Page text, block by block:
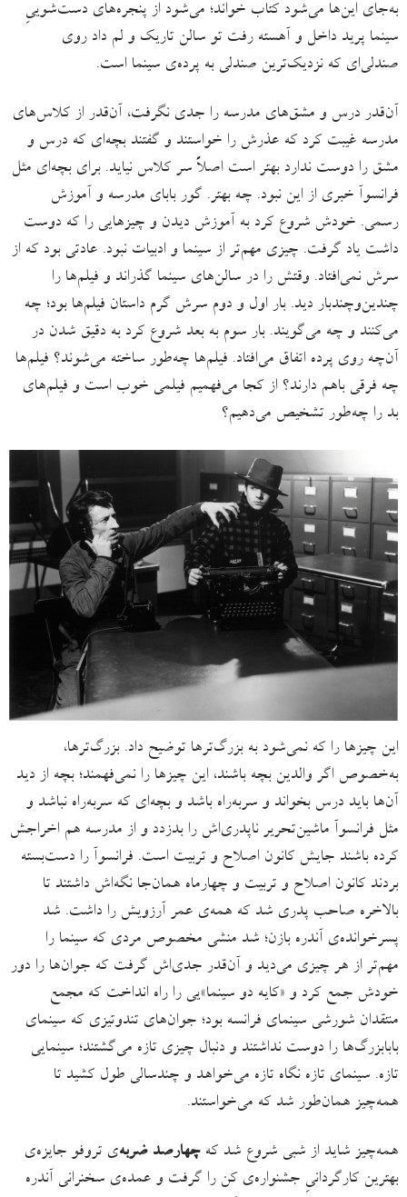
به‌جای این‌ها می‌شود کتاب خواند؛ می‌شود از پنجره‌های دست‌شوییِ
سینما پرید داخل و آهسته رفت تو سالن تاریک و لم داد روی
صندلی‌‌ای که نزدیک‌ترین صندلی به پرده‌ی سینما است.
آن‌قدر درس‌ و مشق‌های مدرسه را جدی نگرفت، آن‌قدر از کلاس‌های
مدرسه غیبت کرد که عذرش را خواستند و گفتند بچه‌ای که درس و
مشق را دوست ندارد بهتر است اصلاً سر کلاس نیاید. برای بچه‌ای مثل
فرانسوآ خبری از این نبود. چه بهتر. گور بابای مدرسه و آموزش
رسمی. خودش شروع کرد به آموزش دیدن و چیزهایی را که دوست
داشت یاد گرفت. چیزی مهم‌تر از سینما و ادبیات نبود. عادتی بود که از
سرش نمی‌افتاد. وقتش را در سالن‌های سینما گذراند و فیلم‌ها را
چندین‌وچندبار دید. بار اول و دوم سرش گرم داستان فیلم‌ها بود؛ چه
می‌کنند و چه می‌گویند. بار سوم به بعد شروع کرد به دقیق شدن در
آن‌چه روی پرده اتفاق می‌افتاد. فیلم‌ها چه‌طور ساخته می‌شوند؟ فیلم‌ها
چه فرقی باهم دارند؟ از کجا می‌فهمیم فیلمی خوب است و فیلم‌های
بد را چه‌طور تشخیص می‌دهیم؟
این چیزها را که نمی‌شود به بزرگ‌ترها توضیح داد. بزرگ‌ترها،
به‌خصوص اگر والدین بچه باشند، این چیزها را نمی‌فهمند؛ بچه از دید
آن‌ها باید درس بخواند و سربه‌راه باشد و بچه‌ای که سربه‌راه نباشد و
مثل فرانسوآ ماشین‌تحریر ناپدری‌اش را بدزدد و از مدرسه هم اخراجش
کرده باشند جایش کانون اصلاح و تربیت است. فرانسوآ را دست‌بسته
بردند کانون اصلاح و تربیت و چهارماه همان‌جا نگه‌اش داشتند تا
بالاخره صاحب پدری شد که همه‌ی عمر آرزویش را داشت. شد
پسرخوانده‌ی آندره بازن؛ شد منشی مخصوص مردی که سینما را
مهم‌تر از هر چیزی می‌دید و آن‌قدر جدی‌اش گرفت که جوان‌ها را دور
خودش جمع کرد و «کایه دو سینما»یی را راه انداخت که مجمع
منتقدان شورشی سینمای فرانسه بود؛ جوان‌های تندوتیزی که سینمای
بابابزرگ‌ها را دوست نداشتند و دنبال چیزی تازه می‌‌گشتند؛ سینمایی
تازه. سینمای تازه نگاه تازه می‌خواهد و چندسالی طول کشید تا
همه‌چیز همان‌طور شد که می‌خواستند.
همه‌چیز شاید از شبی شروع شد کهچهارصد ضربه‌‌ی تروفو جایزه‌ی
بهترین کارگردانیِ جشنواره‌ی کن را گرفت و عمده‌ی سخنرانی آندره